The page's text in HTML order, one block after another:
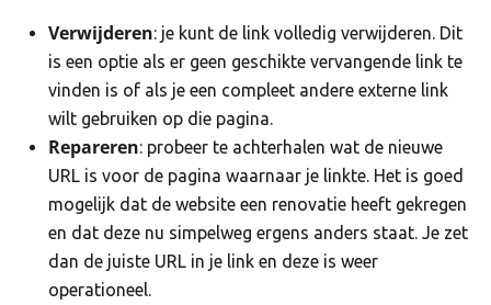
Verwijderen: je kunt de link volledig verwijderen. Dit
is een optie als er geen geschikte vervangende link te
vinden is of als je een compleet andere externe link
wilt gebruiken op die pagina.
Repareren: probeer te achterhalen wat de nieuwe
URL is voor de pagina waarnaar je linkte. Het is goed
mogelijk dat de website een renovatie heeft gekregen
en dat deze nu simpelweg ergens anders staat. Je zet
dan de juiste URL in je link en deze is weer
operationeel.